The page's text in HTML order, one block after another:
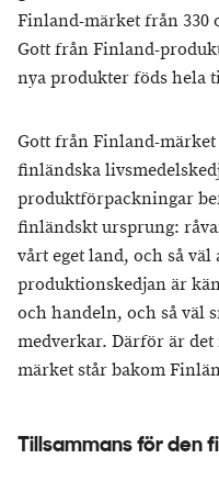
Finland-märket från 330
Gott från Finland-
nya produkter föds hela
Gott från Finland-
finländska
produktförpackningar
finländskt ursprung:
vårt eget land, och så
produktionskedjan är
och handeln, och så väl
medverkar. Därför är
märket står bakom
Tillsammans för den